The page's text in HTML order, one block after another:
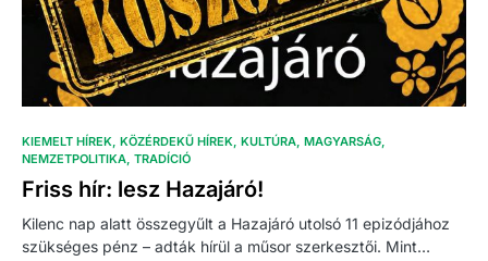
KIEMELT HÍREK KÖZÉRDEKŰ HÍREK KULTÚRA MAGYARSÁG
NEMZETPOLITIKA TRADÍCIÓ
Friss hír: lesz Hazajáró!
Kilenc nap alatt összegyűlt a Hazajáró utolsó 11 epizódjához
szükséges pénz – adták hírül a műsor szerkesztői. Mint…